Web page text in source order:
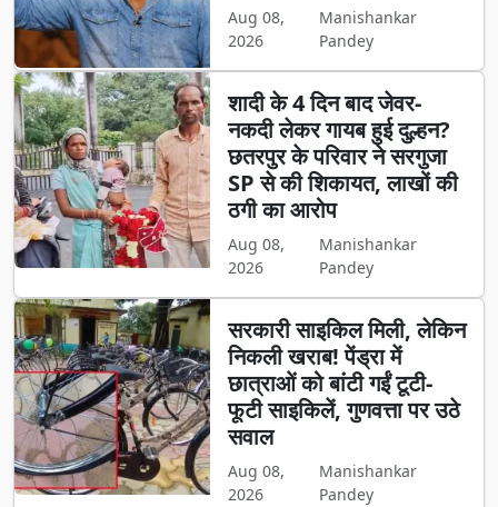
Aug 08,
2026
Manishankar
Pandey
शादी के 4 दिन बाद जेवर-
नकदी लेकर गायब हुई दुल्हन?
छतरपुर के परिवार ने सरगुजा
SP से की शिकायत, लाखों की
ठगी का आरोप
Aug 08,
2026
Manishankar
Pandey
सरकारी साइकिल मिली, लेकिन
निकली खराब! पेंड्रा में
छात्राओं को बांटी गईं टूटी-
फूटी साइकिलें, गुणवत्ता पर उठे
सवाल
Aug 08,
2026
Manishankar
Pandey